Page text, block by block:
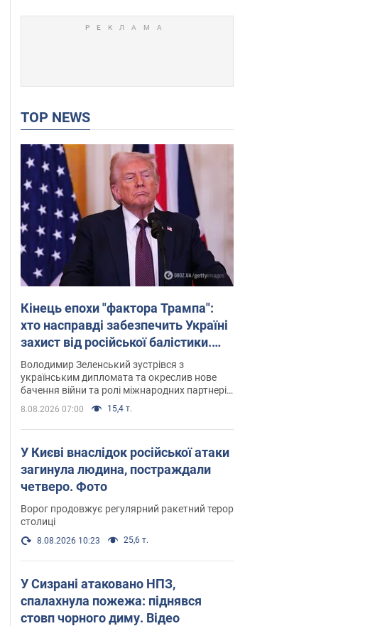
TOP NEWS
Кінець епохи "фактора Трампа":
хто насправді забезпечить Україні
захист від російської балістики.
Інтерв’ю з Безсмертним
Володимир Зеленський зустрівся з
українським дипломата та окреслив нове
бачення війни та ролі міжнародних партнерів
у боротьбі з Росією
8.08.2026 07:00 15,4 т.
У Києві внаслідок російської атаки
загинула людина, постраждали
четверо. Фото
Ворог продовжує регулярний ракетний терор
столиці
8.08.2026 10:23 25,6 т.
У Сизрані атаковано НПЗ,
спалахнула пожежа: піднявся
стовп чорного диму. Відео